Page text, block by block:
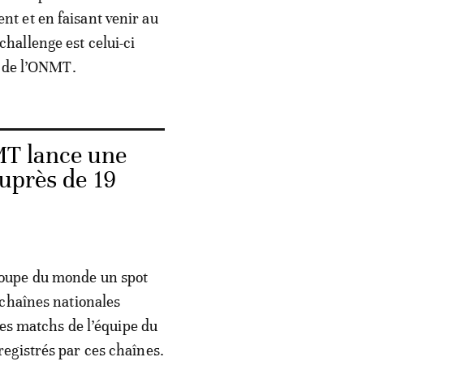
et en faisant venir au
est celui-ci
l’ONMT.
lance une
de 19
du monde un spot
nationales
matchs de l’équipe du
par ces chaînes.